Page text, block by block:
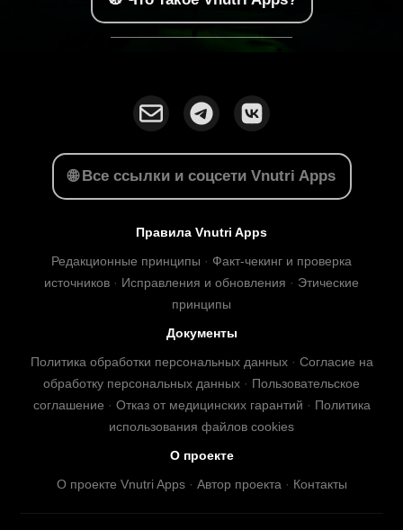
🌐 Все ссылки и соцсети Vnutri Apps
Правила Vnutri Apps
Редакционные принципы · Факт-чекинг и проверка
источников · Исправления и обновления · Этические
принципы
Документы
Политика обработки персональных данных· Согласие на
обработку персональных данных · Пользовательское
соглашение · Отказ от медицинских гарантий · Политика
использования файлов cookies
О проекте
О проекте Vnutri Apps· Автор проекта· Контакты